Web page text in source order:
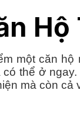
Hộ
một căn
thể ở
mà còn cả